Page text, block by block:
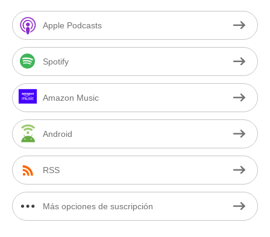
Apple Podcasts
Spotify
Amazon Music
Android
RSS
Más opciones de suscripción